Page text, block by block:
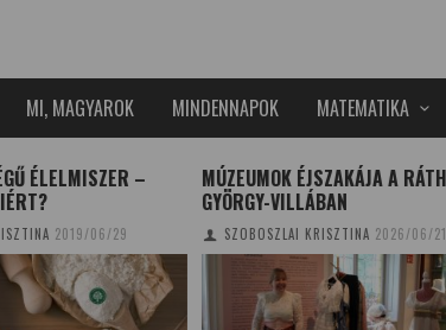
MI, MAGYAROK MINDENNAPOK MATEMATIKA
ÉLELMISZER –
2019/06/29
MÚZEUMOK ÉJSZAKÁJA A RÁTH
GYÖRGY-VILLÁBAN
SZOBOSZLAI KRISZTINA 2026/06/21